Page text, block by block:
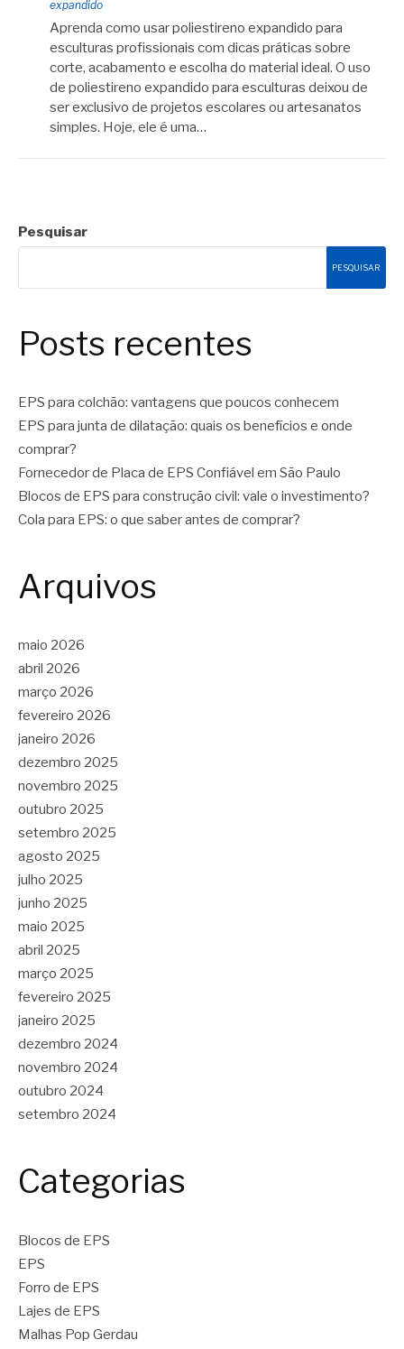
expandido
Aprenda como usar poliestireno expandido para
esculturas profissionais com dicas práticas sobre
corte, acabamento e escolha do material ideal. O uso
de poliestireno expandido para esculturas deixou de
ser exclusivo de projetos escolares ou artesanatos
simples. Hoje, ele é uma…
Pesquisar
PESQUISAR
Posts recentes
EPS para colchão: vantagens que poucos conhecem
EPS para junta de dilatação: quais os benefícios e onde
comprar?
Fornecedor de Placa de EPS Confiável em São Paulo
Blocos de EPS para construção civil: vale o investimento?
Cola para EPS: o que saber antes de comprar?
Arquivos
maio 2026
abril 2026
março 2026
fevereiro 2026
janeiro 2026
dezembro 2025
novembro 2025
outubro 2025
setembro 2025
agosto 2025
julho 2025
junho 2025
maio 2025
abril 2025
março 2025
fevereiro 2025
janeiro 2025
dezembro 2024
novembro 2024
outubro 2024
setembro 2024
Categorias
Blocos de EPS
EPS
Forro de EPS
Lajes de EPS
Malhas Pop Gerdau